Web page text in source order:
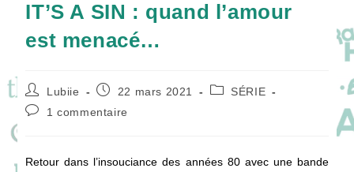
IT’S A SIN : quand l’amour
est menacé…
Auteur/autrice
de
la
Lubiie
Publication
22 mars 2021
PostSÉRIE
Commentaires
1 commentaire
Retour dans l’insouciance des années 80 avec une bande